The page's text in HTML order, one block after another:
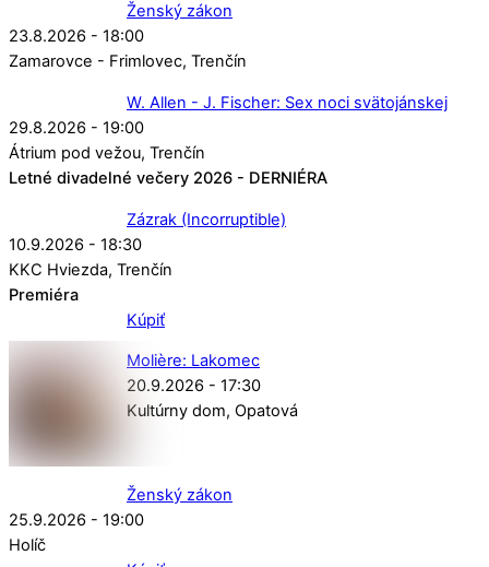
Ženský zákon
23.8.2026 - 18:00
Zamarovce - Frimlovec Trenčín
W. Allen - J. Fischer: Sex noci svätojánskej
29.8.2026 - 19:00
Átrium pod vežou Trenčín
Letné divadelné večery 2026 - DERNIÉRA
Zázrak (Incorruptible)
10.9.2026 - 18:30
KKC Hviezda Trenčín
Premiéra
Kúpiť
Molière: Lakomec
20.9.2026 - 17:30
Kultúrny dom Opatová
Ženský zákon
25.9.2026 - 19:00
Holíč